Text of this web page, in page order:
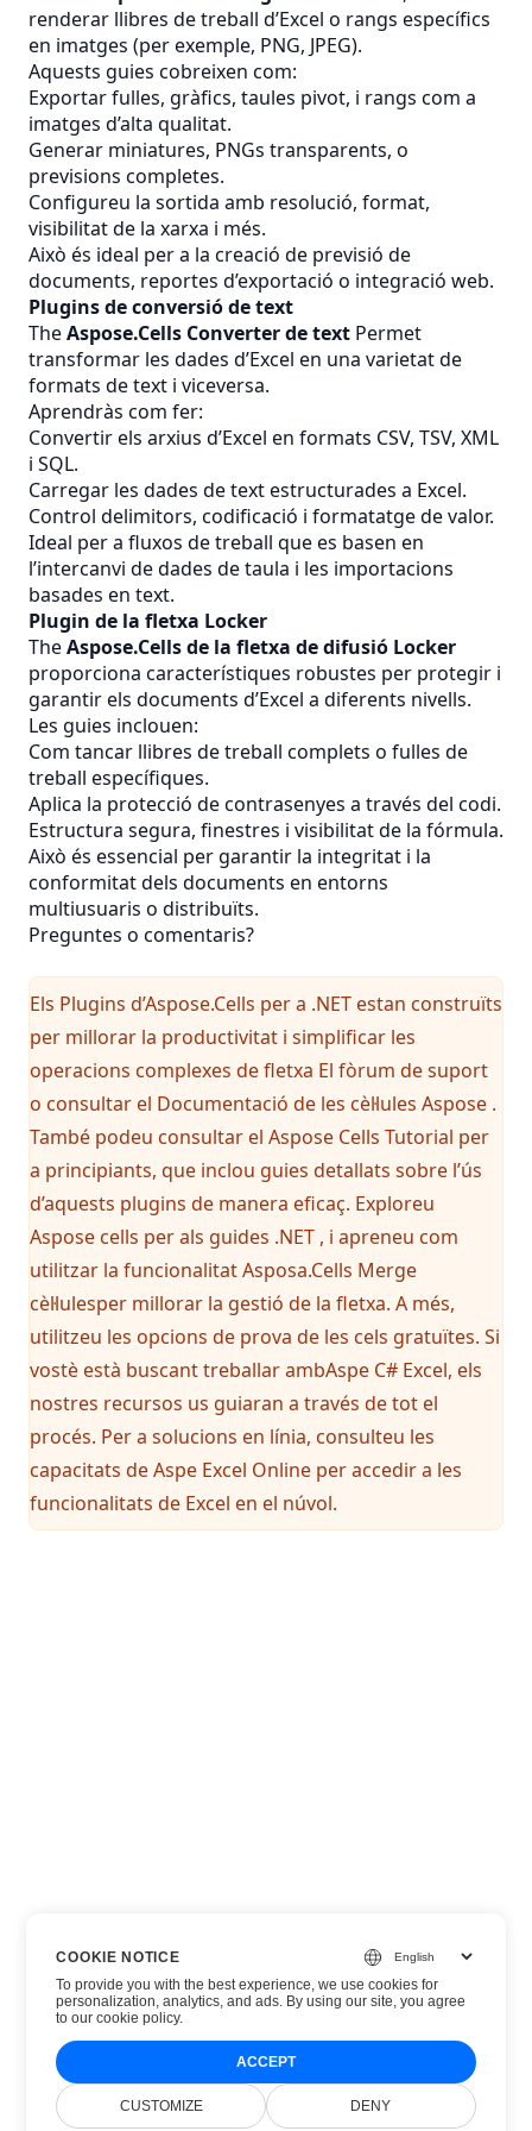
renderar llibres de treball d’Excel o rangs específics
en imatges (per exemple, PNG, JPEG).
Aquests guies cobreixen com:
Exportar fulles, gràfics, taules pivot, i rangs com a
imatges d’alta qualitat.
Generar miniatures, PNGs transparents, o
previsions completes.
Configureu la sortida amb resolució, format,
visibilitat de la xarxa i més.
Això és ideal per a la creació de previsió de
documents, reportes d’exportació o integració web.
Plugins de conversió de text
TheAspose.Cells Converter de text Permet
transformar les dades d’Excel en una varietat de
formats de text i viceversa.
Aprendràs com fer:
Convertir els arxius d’Excel en formats CSV, TSV, XML
i SQL.
Carregar les dades de text estructurades a Excel.
Control delimitors, codificació i formatatge de valor.
Ideal per a fluxos de treball que es basen en
l’intercanvi de dades de taula i les importacions
basades en text.
Plugin de la fletxa Locker
TheAspose.Cells de la fletxa de difusió Locker
proporciona característiques robustes per protegir i
garantir els documents d’Excel a diferents nivells.
Les guies inclouen:
Com tancar llibres de treball complets o fulles de
treball específiques.
Aplica la protecció de contrasenyes a través del codi.
Estructura segura, finestres i visibilitat de la fórmula.
Això és essencial per garantir la integritat i la
conformitat dels documents en entorns
multiusuaris o distribuïts.
Preguntes o comentaris?
Els Plugins d’Aspose.Cells per a .NET estan construïts
per millorar la productivitat i simplificar les
operacions complexes de fletxa El fòrum de suport
o consultar el Documentació de les cèl·lules Aspose .
També podeu consultar el Aspose Cells Tutorial per
a principiants, que inclou guies detallats sobre l’ús
d’aquests plugins de manera eficaç. Exploreu
Aspose cells per als guides .NET , i apreneu com
utilitzar la funcionalitat Asposa.Cells Merge
cèl·lulesper millorar la gestió de la fletxa. A més,
utilitzeu les opcions de prova de les cels gratuïtes. Si
vostè està buscant treballar ambAspe C# Excel, els
nostres recursos us guiaran a través de tot el
procés. Per a solucions en línia, consulteu les
capacitats de Aspe Excel Online per accedir a les
funcionalitats de Excel en el núvol.
COOKIE NOTICE
To provide you with the best experience, we use cookies for
personalization, analytics, and ads. By using our site, you agree
toour cookie policy.
ACCEPT
CUSTOMIZE DENY